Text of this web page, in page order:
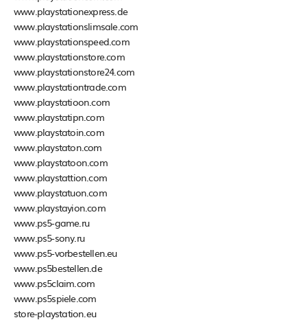
www.playstationexpress.de
www.playstationslimsale.com
www.playstationspeed.com
www.playstationstore.com
www.playstationstore24.com
www.playstationtrade.com
www.playstatioon.com
www.playstatipn.com
www.playstatoin.com
www.playstaton.com
www.playstatoon.com
www.playstattion.com
www.playstatuon.com
www.playstayion.com
www.ps5-game.ru
www.ps5-sony.ru
www.ps5-vorbestellen.eu
www.ps5bestellen.de
www.ps5claim.com
www.ps5spiele.com
store-playstation.eu